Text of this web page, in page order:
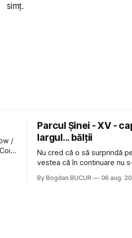
simț.
/
Parcul Șinei - XV -
largul... bălții
Nu cred că o să surprindă
vestea că în continuare nu
afară de faptul că potăile
By Bogdan BUCUR 06 aug.